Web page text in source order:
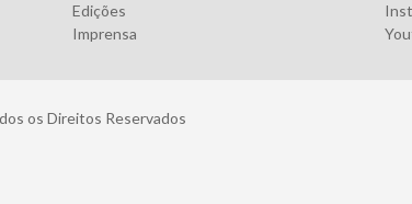
Edições
Imprensa
os Direitos Reservados